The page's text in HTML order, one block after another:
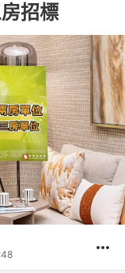
招標